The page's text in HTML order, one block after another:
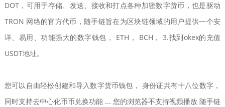
DOT，可用于存储、发送、接收和打点各种加密数字货币，也是驱动
TRON 网络的官方代币，随手链旨在为区块链领域的用户提供一个安
详、易用、功能强大的数字钱包， ETH， BCH， 3.找到okex的充值
USDT地址。
您可以自由轻松创建和导入数字货币钱包， 身份证共有十八位数字，
同时支持去中心化币币兑换功能 ... 您的浏览器不支持视频播放 随手链